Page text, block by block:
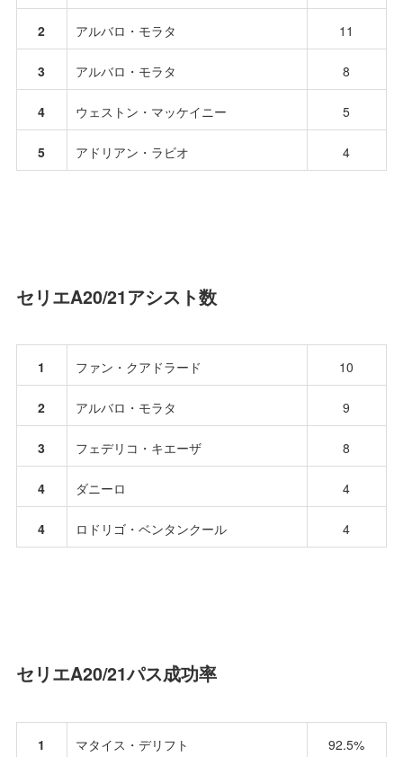
2 アルバロ・モラタ 11
3 アルバロ・モラタ 8
4 ウェストン・マッケイニー 5
5 アドリアン・ラビオ 4
セリエA20/21アシスト数
1 ファン・クアドラード 10
2 アルバロ・モラタ 9
3 フェデリコ・キエーザ 8
4 ダニーロ 4
4 ロドリゴ・ベンタンクール 4
セリエA20/21パス成功率
1 マタイス・デリフト 92.5%